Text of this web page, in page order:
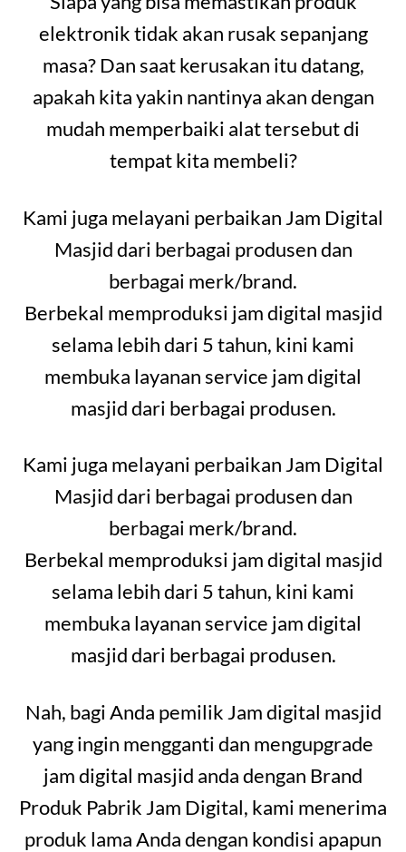
elektronik tidak akan rusak sepanjang
masa? Dan saat kerusakan itu datang,
apakah kita yakin nantinya akan dengan
mudah memperbaiki alat tersebut di
tempat kita membeli?
Kami juga melayani perbaikan Jam Digital
Masjid dari berbagai produsen dan
berbagai merk/brand.
Berbekal memproduksi jam digital masjid
selama lebih dari 5 tahun, kini kami
membuka layanan service jam digital
masjid dari berbagai produsen.
Kami juga melayani perbaikan Jam Digital
Masjid dari berbagai produsen dan
berbagai merk/brand.
Berbekal memproduksi jam digital masjid
selama lebih dari 5 tahun, kini kami
membuka layanan service jam digital
masjid dari berbagai produsen.
Nah, bagi Anda pemilik Jam digital masjid
yang ingin mengganti dan mengupgrade
jam digital masjid anda dengan Brand
Produk Pabrik Jam Digital, kami menerima
produk lama Anda dengan kondisi apapun